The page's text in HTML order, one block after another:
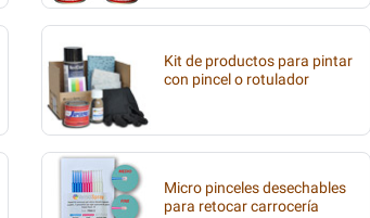
Kit de productos para pintar
con pincel o rotulador
Micro pinceles desechables
para retocar carrocería